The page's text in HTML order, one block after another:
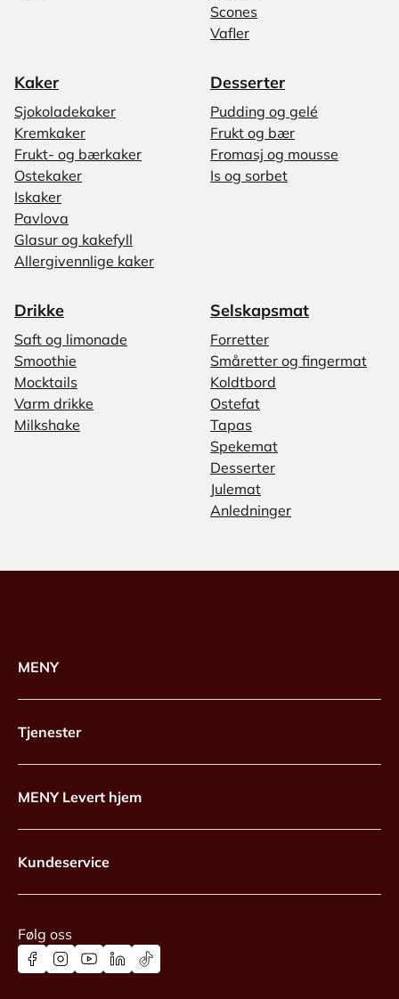
Scones
Vafler
Kaker
Sjokoladekaker
Kremkaker
Frukt- og bærkaker
Ostekaker
Iskaker
Pavlova
Glasur og kakefyll
Allergivennlige kaker
Desserter
Pudding og gelé
Frukt og bær
Fromasj og mousse
Is og sorbet
Drikke
Saft og limonade
Smoothie
Mocktails
Varm drikke
Milkshake
Selskapsmat
Forretter
Småretter og fingermat
Koldtbord
Ostefat
Tapas
Spekemat
Desserter
Julemat
Anledninger
MENY
Tjenester
MENY Levert hjem
Kundeservice
Følg oss